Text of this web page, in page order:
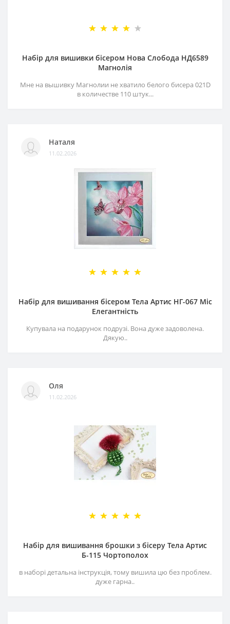
Набір для вишивки бісером Нова Слобода НД6589
Магнолія
Мне на вышивку Магнолии не хватило белого бисера 021D
в количестве 110 штук...
Наталя
11.02.2026
Набір для вишивання бісером Тела Артис НГ-067 Міс
Елегантність
Купувала на подарунок подрузі. Вона дуже задоволена.
Дякую..
Оля
11.02.2026
Набір для вишивання брошки з бісеру Тела Артис
Б-115 Чортополох
в наборі детальна інструкція, тому вишила цю без проблем.
дуже гарна..